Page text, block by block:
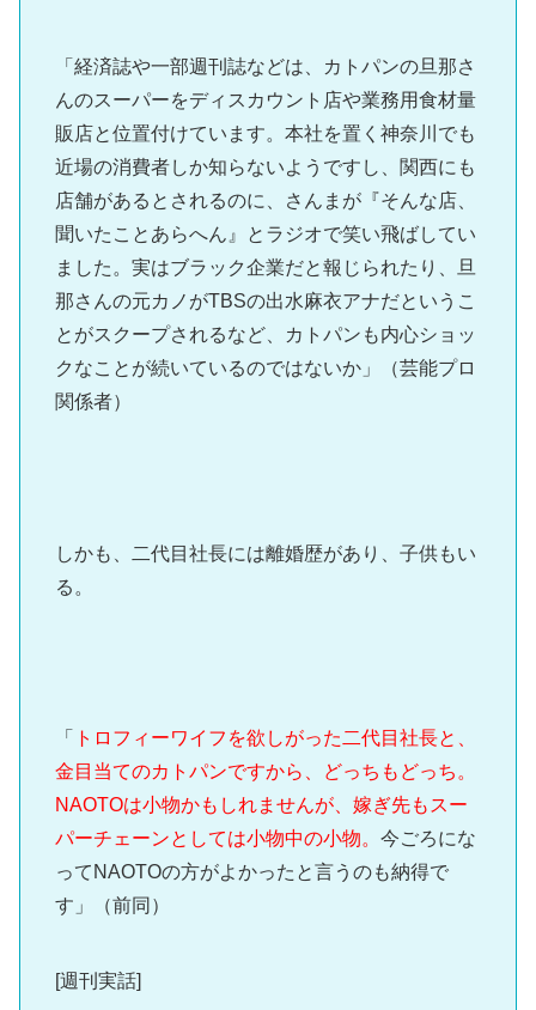
「経済誌や一部週刊誌などは、カトパンの旦那さ
んのスーパーをディスカウント店や業務用食材量
販店と位置付けています。本社を置く神奈川でも
近場の消費者しか知らないようですし、関西にも
店舗があるとされるのに、さんまが『そんな店、
聞いたことあらへん』とラジオで笑い飛ばしてい
ました。実はブラック企業だと報じられたり、旦
那さんの元カノがTBSの出水麻衣アナだというこ
とがスクープされるなど、カトパンも内心ショッ
クなことが続いているのではないか」（芸能プロ
関係者）
しかも、二代目社長には離婚歴があり、子供もい
る。
「
トロフィーワイフを欲しがった二代目社長と、
金目当てのカトパンですから、どっちもどっち。
NAOTOは小物かもしれませんが、嫁ぎ先もスー
パーチェーンとしては小物中の小物。 今ごろにな
ってNAOTOの方がよかったと言うのも納得で
す」（前同）
[週刊実話]